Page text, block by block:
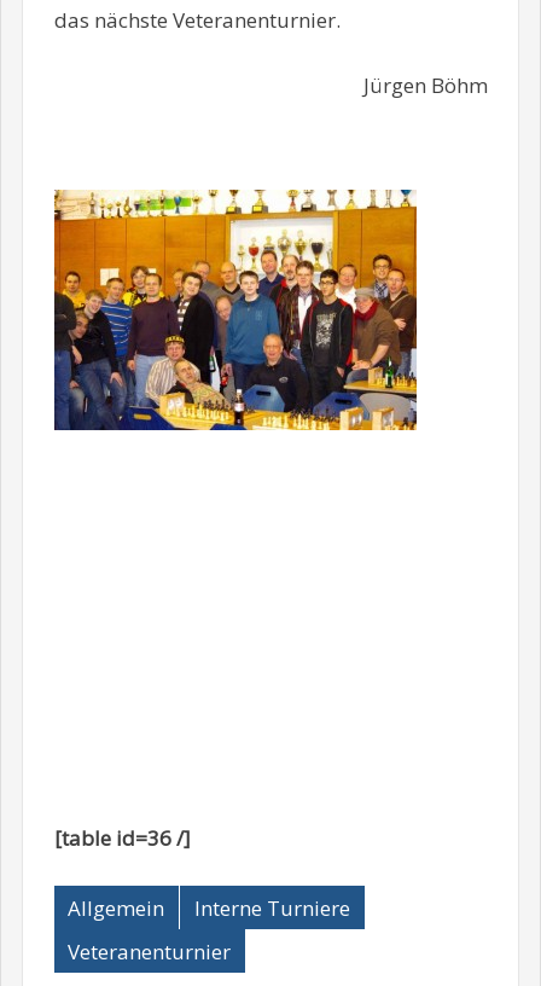
das nächste Veteranenturnier.
Jürgen Böhm
[table id=36 /]
Allgemein
Interne Turniere
Veteranenturnier